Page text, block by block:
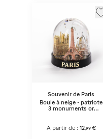
Souvenir de Paris
Boule à neige - patriote
3 monuments or
A partir de : 12,99 €